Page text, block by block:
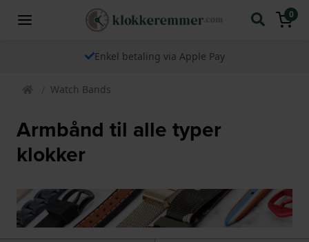
0
Enkel betaling via Apple Pay
Watch Bands
Armbånd til alle typer
klokker